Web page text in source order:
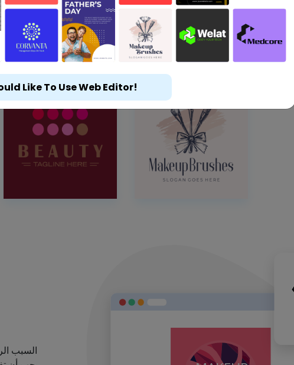
السبب
Like To Use Web Editor!